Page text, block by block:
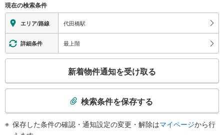
大原１丁目１～６１番、大原２丁目１～２２番、羽根木１・２丁目、松原１丁
目１～５番、和田堀給水所、羽根木交番、京王代田橋ビル
地上⇔改札⇔ホーム：○
エレベータ
・各ホーム⇔改札
・南口
トイレ
その他
・点字案内（券売機・運賃表・階段手すり）
現在の検索条件
エリア/路線 代田橋駅
詳細条件 最上階
検
新着物件通知を受け取る
検索条件を保存する
保存した条件の確認・通知設定の変更・解除はマイページから行